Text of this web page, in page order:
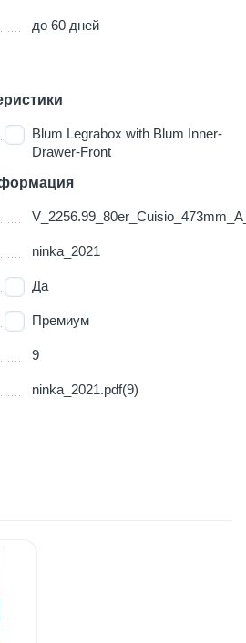
до 60 дней
Blum Legrabox with Blum Inner-
Drawer-Front
ninka_2021
Да
Премиум
9
ninka_2021.pdf(9)